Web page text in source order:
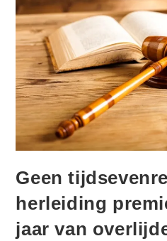
Geen
herleiding
jaar van